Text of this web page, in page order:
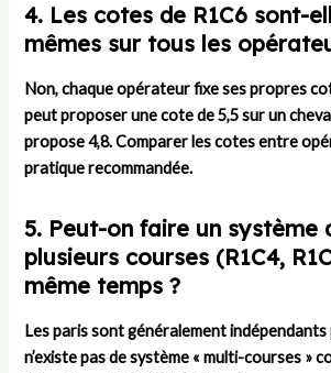
4. Les cotes de R1C6 sont-
mêmes sur tous les
Non, chaque opérateur fixe ses propres
peut proposer une cote de 5,5 sur un
propose 4,8. Comparer les cotes entre
pratique recommandée.
5. Peut-on faire un système
plusieurs courses (R1C4,
même temps ?
Les paris sont généralement indépendants
n’existe pas de système « multi-courses »